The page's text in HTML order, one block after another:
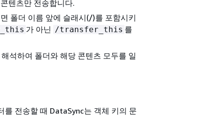
텐츠만 전송합니다.
폴더 이름 앞에 슬래시(/)를 포함시키
가 아닌 /transfer_this 를
석하여 폴더와 해당 콘텐츠 모두를 일
를 전송할 때 DataSync는 객체 키의 문